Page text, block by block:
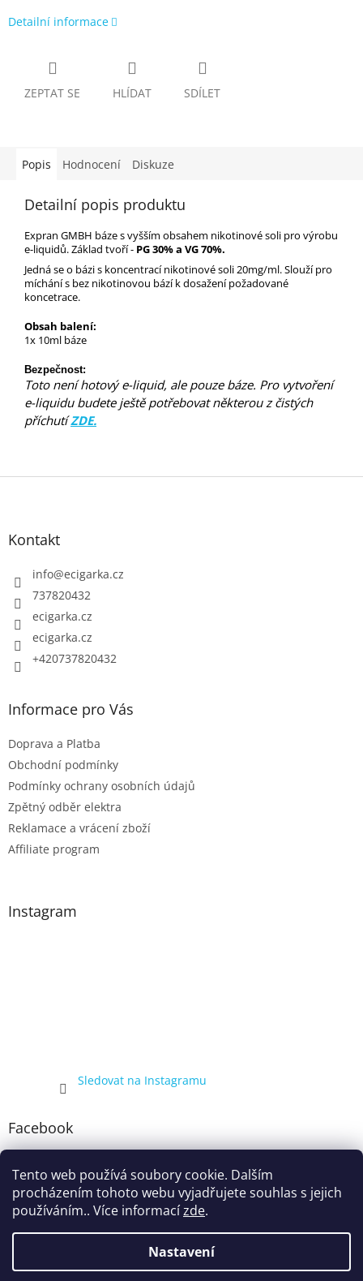
Tento web používá soubory cookie. Dalším
procházením tohoto webu vyjadřujete souhlas s jejich
používáním.. Více informacízde.
Nastavení
Detailní informace
ZEPTAT SE HLÍDAT SDÍLET
Popis Hodnocení Diskuze
Detailní popis produktu
Expran GMBH báze s vyšším obsahem nikotinové soli pro výrobu
e-liquidů.Základ tvoří - PG 30% a VG 70%.
Jedná se o bázi s koncentrací nikotinové soli 20mg/ml. Slouží pro
míchání s bez nikotinovou bází k dosažení požadované
koncetrace.
Obsah balení:
1x 10ml báze
Bezpečnost:
Toto není hotový e-liquid, ale pouze báze. Pro vytvoření
e-liquidu budete ještě potřebovat některou z čistých
příchutíZDE.
Kontakt
info@ecigarka.cz
737820432
ecigarka.cz
ecigarka.cz
+420737820432
Informace pro Vás
Doprava a Platba
Obchodní podmínky
Podmínky ochrany osobních údajů
Zpětný odběr elektra
Reklamace a vrácení zboží
Affiliate program
Instagram
Sledovat na Instagramu
Facebook
Vytvořil Shoptet